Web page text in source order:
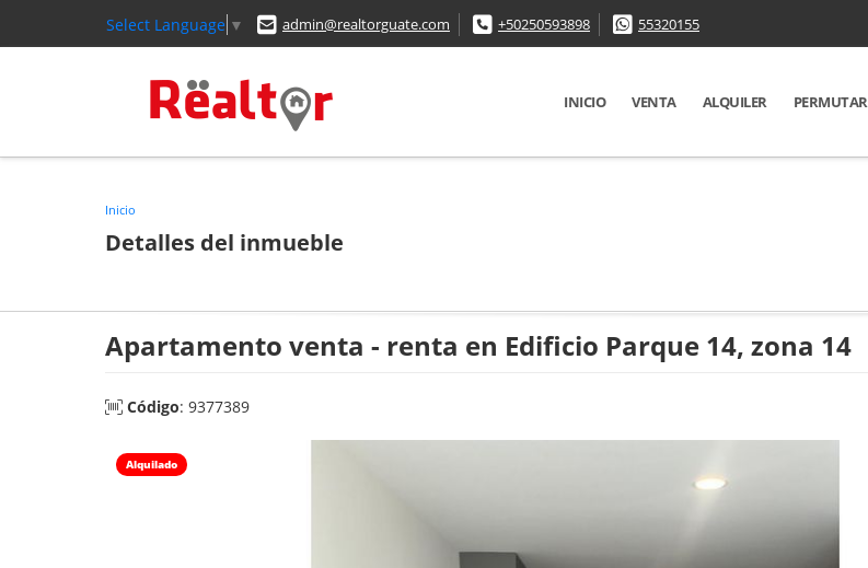
Select Language ▼ admin@realtorguate.com +50250593898 55320155
INICIO VENTA ALQUILER PERMUTAR
Inicio
Detalles del inmueble
Apartamento venta - renta en Edificio Parque 14, zona 14
Código: 9377389
Alquilado